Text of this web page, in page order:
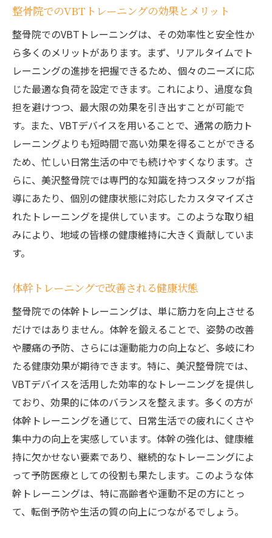
南幌町整骨院でVBTデバイスを使った体幹トレ
南幌町の整骨院での体幹トレーニングの流
れ
VBTデバイスが提供するリアルタイムフィ
ードバック
遠隔地からも参加可能なトレーニングプラ
ン
南幌町での体幹トレーニング参加者の声
トレーニング効果を最大限に引き出すため
のヒント
整骨院でのトレーニングサポート体制
整骨院のVBTデバイスで効率的に体幹を鍛える
VBTデバイスを使用した効果的なエクササ
整骨院でのトレーニングスケジュールの組
み方
トレーニング前後のストレッチとその重要
性
筋力アップのための最適な負荷設定
トレーニング中に気をつけるべきポイント
継続的なトレーニングの習慣化の秘訣
体幹強化に役立つ整骨院のトレーニングの魅力
と効果
整骨院で受けることができる専門的な指導
体幹強化がもたらすスポーツパフォーマン
整骨院でのVBTトレーニングの効果とメリット
整骨院でのVBTトレーニングは、その効率性と安全性か
ら多くのメリットがあります。まず、リアルタイムでト
レーニングの進捗を把握できるため、個々のニーズに応
じた最適な負荷を設定できます。これにより、過度な負
担を避けつつ、最大限の効果を引き出すことが可能で
す。また、VBTデバイスを用いることで、通常の筋力ト
レーニングよりも短時間で高い効果を得ることができる
ため、忙しい日常生活の中でも続けやすくなります。さ
らに、美沢整骨院では専門的な知識を持つスタッフが指
導にあたり、個別の健康状態に対応したカスタマイズさ
れたトレーニングを提供しています。このような取り組
みにより、地域の皆様の健康維持に大きく貢献していま
す。
体幹トレーニングで改善される健康状態
整骨院での体幹トレーニングは、単に筋力を向上させる
だけではありません。体幹を鍛えることで、姿勢の改善
や腰痛の予防、さらには運動能力の向上など、多岐にわ
たる健康効果が期待できます。特に、美沢整骨院では、
VBTデバイスを活用した効率的なトレーニングを提供し
ており、効果的に体のバランスを整えます。多くの方が
体幹トレーニングを通じて、日常生活での疲れにくさや
集中力の向上を実感しています。体幹の強化は、健康維
持に欠かせない要素であり、継続的なトレーニングによ
って予防医療としての役割も果たします。このような体
幹トレーニングは、特に高齢者や運動不足の方にとっ
て、転倒予防や生活の質の向上につながるでしょう。